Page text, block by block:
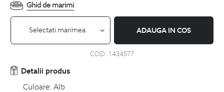
Ghid de marimi
Selectati marimea ADAUGA IN COS
COD: 1434577
Detalii produs
Culoare: Alb